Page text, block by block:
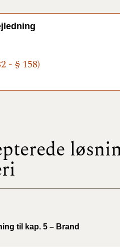
2023)
- § 158)
til kap. 5 – Brand